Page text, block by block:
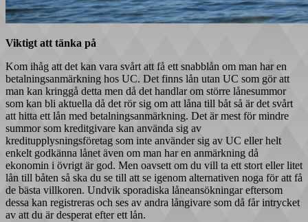
Viktigt att tänka på
Kom ihåg att det kan vara svårt att få ett snabblån om man har en
betalningsanmärkning hos UC. Det finns lån utan UC som gör att
man kan kringgå detta men då det handlar om större lånesummor
som kan bli aktuella då det rör sig om att låna till båt så är det svårt
att hitta ett lån med betalningsanmärkning. Det är mest för mindre
summor som kreditgivare kan använda sig av
kreditupplysningsföretag som inte använder sig av UC eller helt
enkelt godkänna lånet även om man har en anmärkning då
ekonomin i övrigt är god. Men oavsett om du vill ta ett stort eller litet
lån till båten så ska du se till att se igenom alternativen noga för att få
de bästa villkoren. Undvik sporadiska låneansökningar eftersom
dessa kan registreras och ses av andra långivare som då får intrycket
av att du är desperat efter ett lån.